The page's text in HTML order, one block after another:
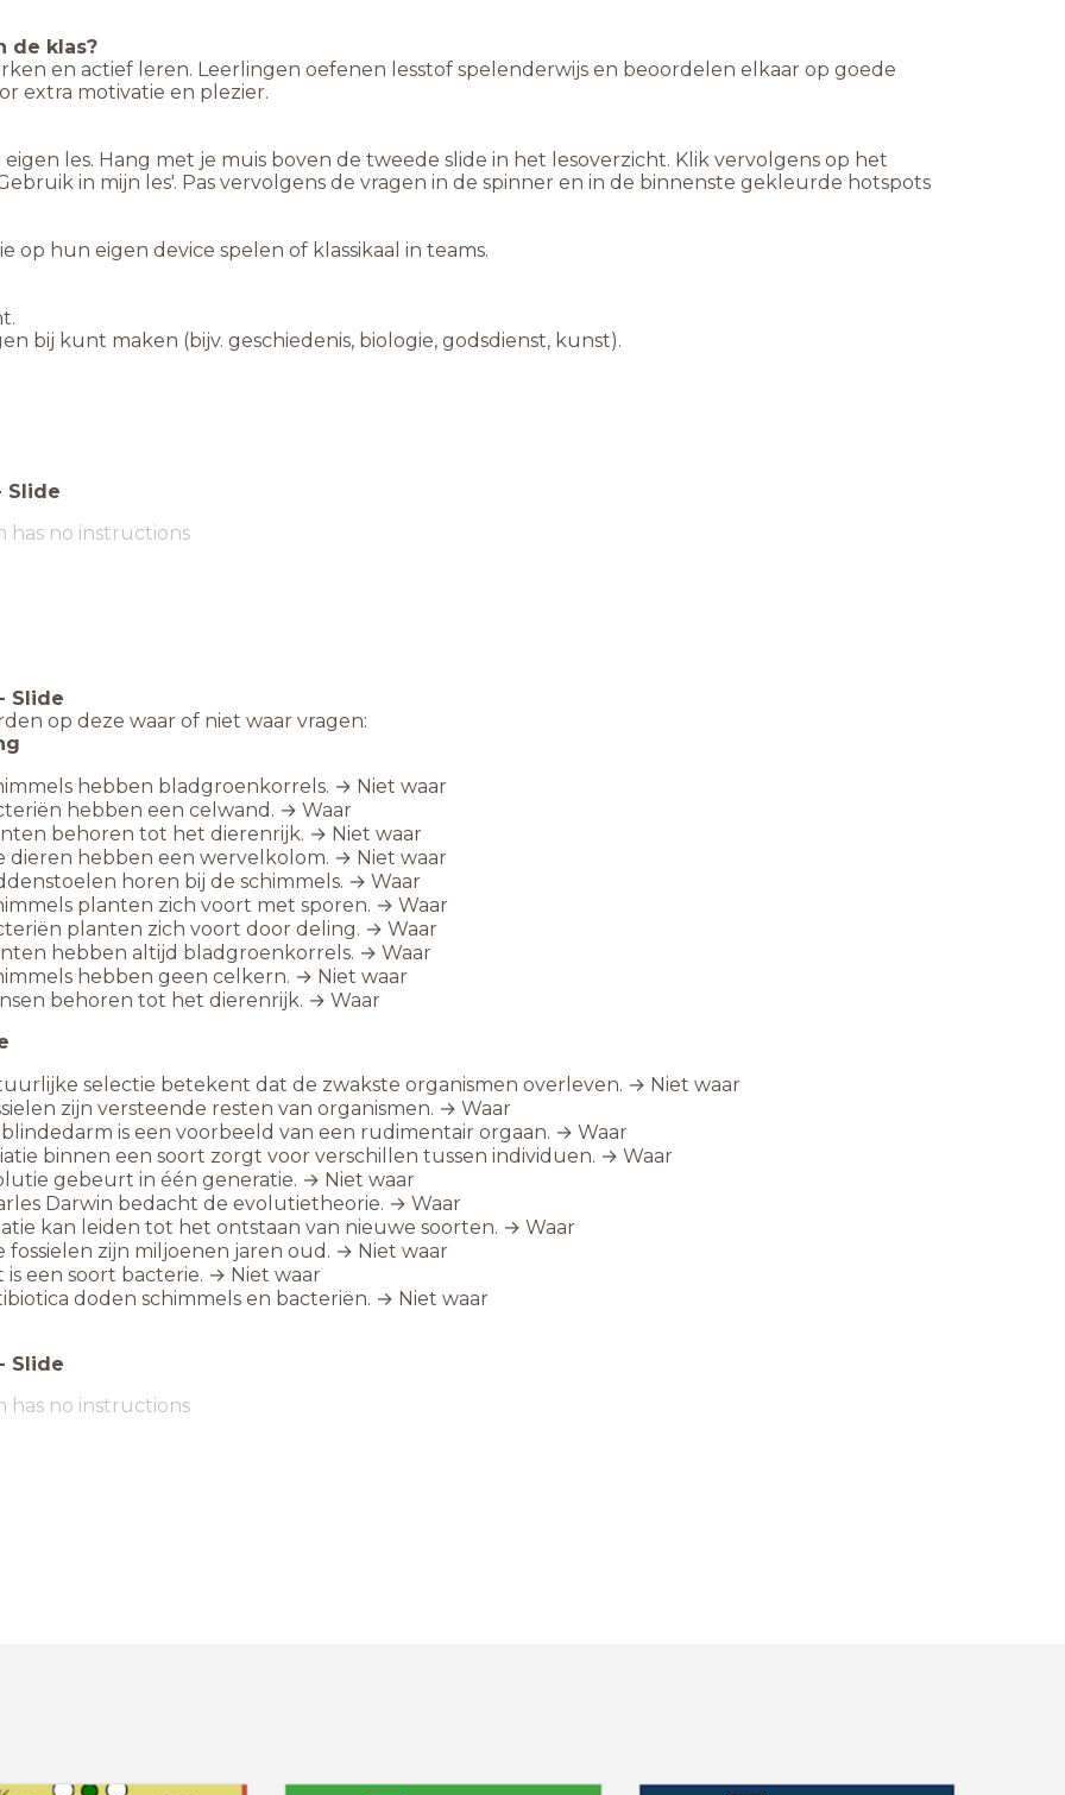
de klas?
en actief leren. Leerlingen oefenen lesstof spelenderwijs en beoordelen elkaar op goede
extra motivatie en plezier.
les. Hang met je muis boven de tweede slide in het lesoverzicht. Klik vervolgens op het
in mijn les'. Pas vervolgens de vragen in de spinner en in de binnenste gekleurde hotspots
hun eigen device spelen of klassikaal in teams.
bij kunt maken (bijv. geschiedenis, biologie, godsdienst, kunst).
Slide
has no instructions
- Slide
op deze waar of niet waar vragen:
hebben bladgroenkorrels. → Niet waar
hebben een celwand. → Waar
behoren tot het dierenrijk. → Niet waar
dieren hebben een wervelkolom. → Niet waar
horen bij de schimmels. → Waar
planten zich voort met sporen. → Waar
planten zich voort door deling. → Waar
hebben altijd bladgroenkorrels. → Waar
hebben geen celkern. → Niet waar
behoren tot het dierenrijk. → Waar
selectie betekent dat de zwakste organismen overleven. → Niet waar
zijn versteende resten van organismen. → Waar
blindedarm is een voorbeeld van een rudimentair orgaan. → Waar
binnen een soort zorgt voor verschillen tussen individuen. → Waar
gebeurt in één generatie. → Niet waar
Darwin bedacht de evolutietheorie. → Waar
kan leiden tot het ontstaan van nieuwe soorten. → Waar
fossielen zijn miljoenen jaren oud. → Niet waar
is een soort bacterie. → Niet waar
doden schimmels en bacteriën. → Niet waar
- Slide
has no instructions